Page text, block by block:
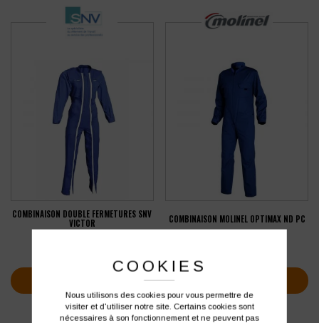
COMBINAISON DOUBLE FERMETURES SNV
VICTOR
COMBINAISON MOLINEL OPTIMAX ND PC
COOKIES
Nous utilisons des cookies pour vous permettre de
visiter et d'utiliser notre site. Certains cookies sont
nécessaires à son fonctionnement et ne peuvent pas